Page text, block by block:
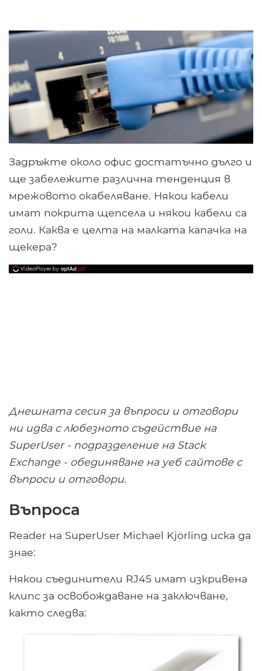
Задръжте около офис достатъчно дълго и
ще забележите различна тенденция в
мрежовото окабеляване. Някои кабели
имат покрита щепсела и някои кабели са
голи. Каква е целта на малката капачка на
щекера?
Днешната сесия за въпроси и отговори
ни идва с любезното съдействие на
SuperUser - подразделение на Stack
Exchange - обединяване на уеб сайтове с
въпроси и отговори.
Въпроса
Reader на SuperUser Michael Kjörling иска да
знае:
Някои съединители RJ45 имат изкривена
клипс за освобождаване на заключване,
както следва: